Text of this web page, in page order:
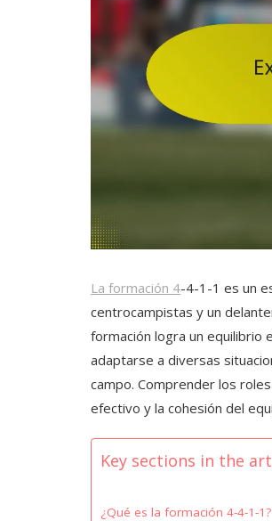
La formación 4-4-1-1 es un
centrocampistas y un
formación logra un equilibrio
adaptarse a diversas
campo. Comprender los
efectivo y la cohesión del
Key sections in the
¿Qué es la formación 4-4-1-1?